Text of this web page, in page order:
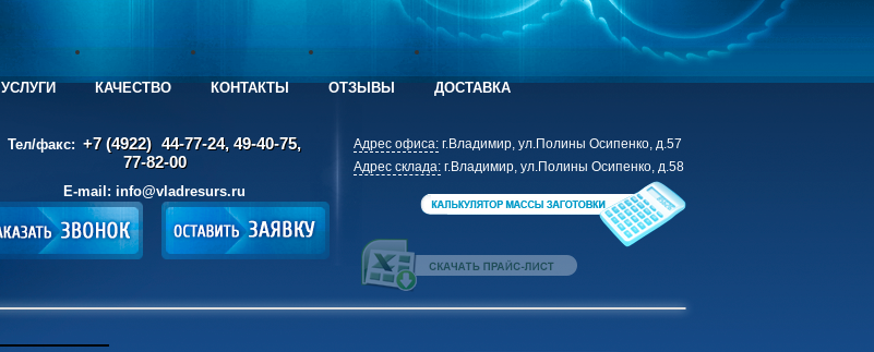
УСЛУГИ КАЧЕСТВО КОНТАКТЫ ОТЗЫВЫ ДОСТАВКА
Тел/факс: +7 (4922) 44-77-24, 49-40-75,
77-82-00
E-mail: info@vladresurs.ru
Адрес офиса: г.Владимир, ул.Полины Осипенко, д.57
Адрес склада: г.Владимир, ул.Полины Осипенко, д.58